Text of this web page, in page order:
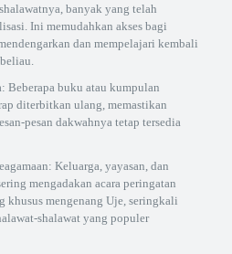
banyak yang telah
Ini memudahkan akses bagi
dan mempelajari kembali
Beberapa buku atau kumpulan
diterbitkan ulang, memastikan
pesan dakwahnya tetap tersedia
Keluarga, yayasan, dan
mengadakan acara peringatan
khusus mengenang Uje, seringkali
shalawat yang populer